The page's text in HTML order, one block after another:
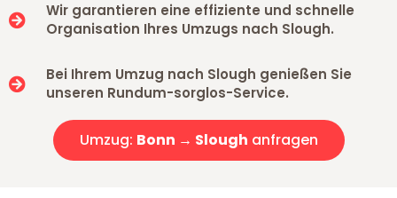
Wir garantieren eine effiziente und schnelle
Organisation Ihres Umzugs nach Slough.
Bei Ihrem Umzug nach Slough genießen Sie
unseren Rundum-sorglos-Service.
Umzug: Bonn → Slough anfragen